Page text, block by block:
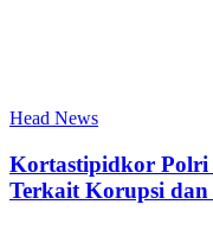
Head News
Kortastipidkor Polri
Terkait Korupsi dan